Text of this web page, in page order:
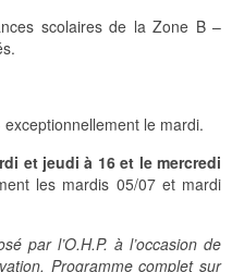
scolaires de la Zone B –
exceptionnellement le mardi.
et jeudi à 16 et le mercredi
les mardis 05/07 et mardi
par l’O.H.P. à l’occasion de
Programme complet sur